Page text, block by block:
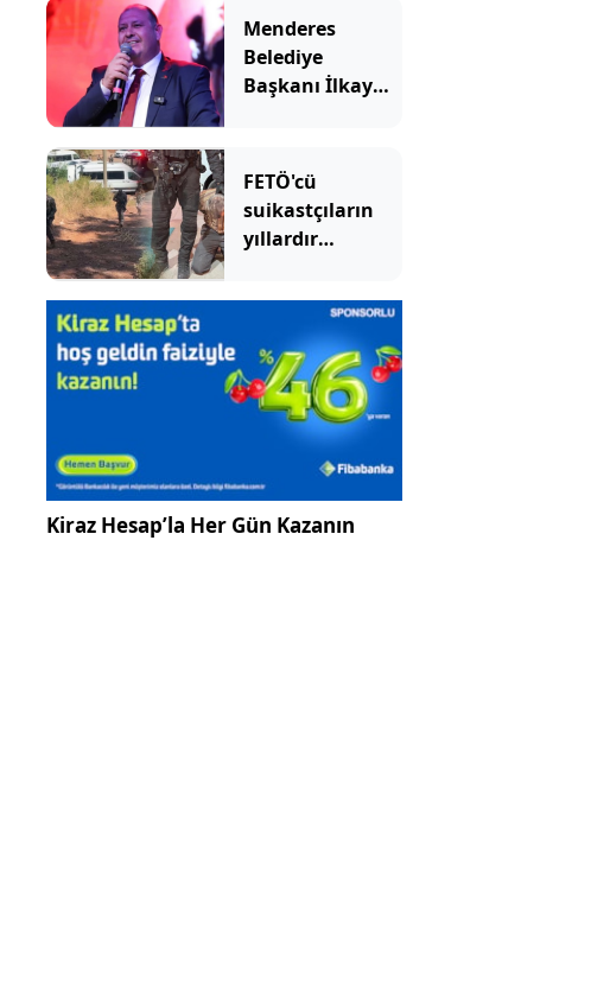
Menderes
Belediye
Başkanı İlkay
FETÖ'cü
suikastçıların
yıllardır
silahlar aranıyor
Kiraz Hesap’la Her Gün Kazanın